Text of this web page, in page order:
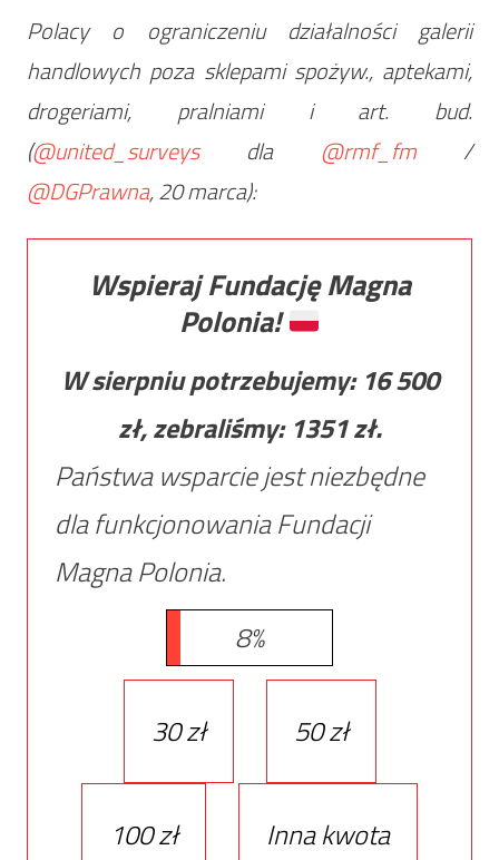
Polacy o ograniczeniu działalności galerii
handlowych poza sklepami spożyw., aptekami,
drogeriami, pralniami i art. bud.
(@united_surveysdla @rmf_fm/
@DGPrawna, 20 marca):
Wspieraj Fundację Magna
Polonia!
W sierpniu potrzebujemy: 16 500
zł, zebraliśmy: 1351zł.
Państwa wsparcie jest niezbędne
dla funkcjonowania Fundacji
Magna Polonia.
8%
30 zł 50 zł
100 zł
Inna kwota